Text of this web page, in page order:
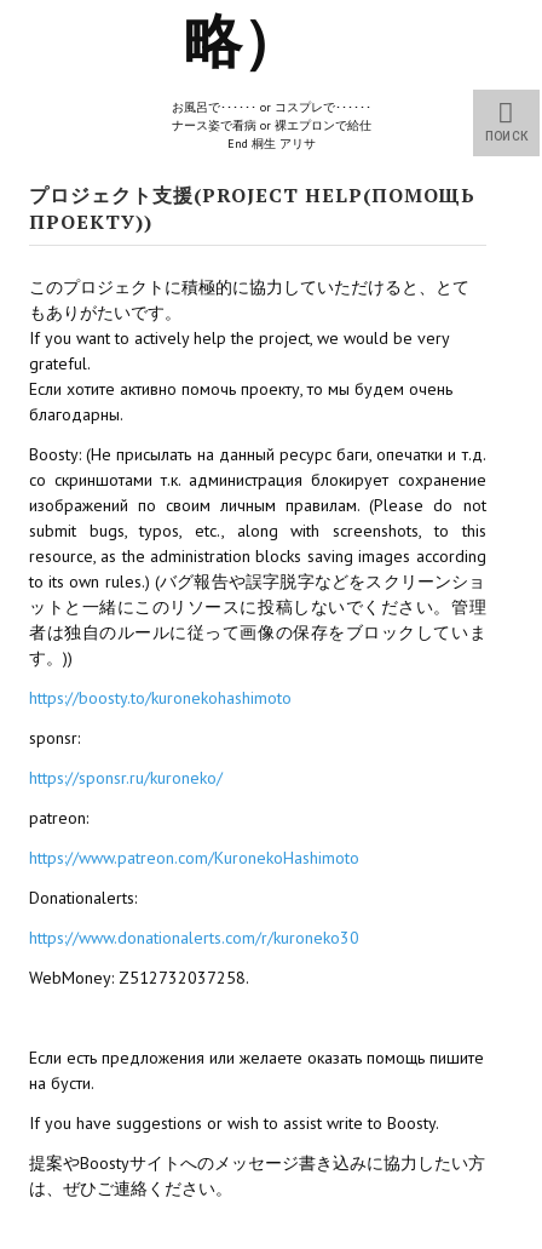
Doom 3 Remaster Fan Edition
Quake III Arena Remaster Fan Edition
Star Trek Voyager Elite Force Remaster Fan Edition
Sacred Gold Remaster Fan Edition
Red Faction remaster Fan Edition
Aliens versus Predator 1 Remaster Fan Edition
Age of Pirates: Caribbean Tales Remaster Fan Edition
Корсары 3 Сундук мертвеца Remaster Fan Edition
Sea Dogs - City of Abandoned Ships Remaster Fan Edition
Sea Dogs Remaster Fan Edition
НОВОСТИ ПОРТАЛА
Новости
Новости Архив
МОДЫ ДЛЯ ИГР
Mass Effect 2
Mass Effect 3
Моды
Dragon Age 2
Fallout 3
略）
お風呂で･･････ or コスプレで･･････
ナース姿で看病 or 裸エプロンで給仕
End 桐生 アリサ
プロジェクト支援(PROJECT HELP(ПОМОЩЬ
ПРОЕКТУ))
このプロジェクトに積極的に協力していただけると、とて
もありがたいです。
If you want to actively help the project, we would be very
grateful.
Если хотите активно помочь проекту, то мы будем очень
благодарны.
Boosty: (Не присылать на данный ресурс баги, опечатки и т.д.
со скриншотами т.к. администрация блокирует сохранение
изображений по своим личным правилам. (Please do not
submit bugs, typos, etc., along with screenshots, to this
resource, as the administration blocks saving images according
to its own rules.) (バグ報告や誤字脱字などをスクリーンショ
ットと一緒にこのリソースに投稿しないでください。管理
者は独自のルールに従って画像の保存をブロックしていま
す。))
https://boosty.to/kuronekohashimoto
sponsr:
https://sponsr.ru/kuroneko/
patreon:
https://www.patreon.com/KuronekoHashimoto
Donationalerts:
https://www.donationalerts.com/r/kuroneko30
WebMoney: Z512732037258.
Если есть предложения или желаете оказать помощь пишите
на бусти.
If you have suggestions or wish to assist write to Boosty.
提案やBoostyサイトへのメッセージ書き込みに協力したい方
は、ぜひご連絡ください。
ПОИСК